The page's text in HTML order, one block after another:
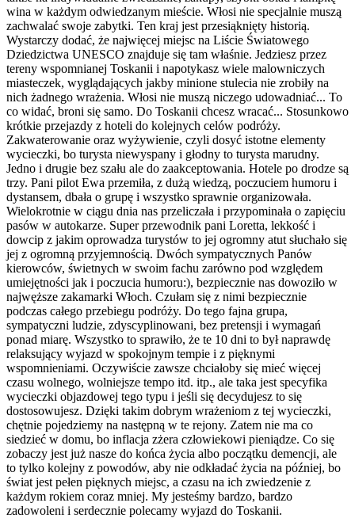
wina w każdym odwiedzanym mieście. Włosi nie specjalnie muszą
zachwalać swoje zabytki. Ten kraj jest przesiąknięty historią.
Wystarczy dodać, że najwięcej miejsc na Liście Światowego
Dziedzictwa UNESCO znajduje się tam właśnie. Jedziesz przez
tereny wspomnianej Toskanii i napotykasz wiele malowniczych
miasteczek, wyglądających jakby minione stulecia nie zrobiły na
nich żadnego wrażenia. Włosi nie muszą niczego udowadniać... To
co widać, broni się samo. Do Toskanii chcesz wracać... Stosunkowo
krótkie przejazdy z hoteli do kolejnych celów podróży.
Zakwaterowanie oraz wyżywienie, czyli dosyć istotne elementy
wycieczki, bo turysta niewyspany i głodny to turysta marudny.
Jedno i drugie bez szału ale do zaakceptowania. Hotele po drodze są
trzy. Pani pilot Ewa przemiła, z dużą wiedzą, poczuciem humoru i
dystansem, dbała o grupę i wszystko sprawnie organizowała.
Wielokrotnie w ciągu dnia nas przeliczała i przypominała o zapięciu
pasów w autokarze. Super przewodnik pani Loretta, lekkość i
dowcip z jakim oprowadza turystów to jej ogromny atut słuchało się
jej z ogromną przyjemnością. Dwóch sympatycznych Panów
kierowców, świetnych w swoim fachu zarówno pod względem
umiejętności jak i poczucia humoru:), bezpiecznie nas dowoziło w
najwęższe zakamarki Włoch. Czułam się z nimi bezpiecznie
podczas całego przebiegu podróży. Do tego fajna grupa,
sympatyczni ludzie, zdyscyplinowani, bez pretensji i wymagań
ponad miarę. Wszystko to sprawiło, że te 10 dni to był naprawdę
relaksujący wyjazd w spokojnym tempie i z pięknymi
wspomnieniami. Oczywiście zawsze chciałoby się mieć więcej
czasu wolnego, wolniejsze tempo itd. itp., ale taka jest specyfika
wycieczki objazdowej tego typu i jeśli się decydujesz to się
dostosowujesz. Dzięki takim dobrym wrażeniom z tej wycieczki,
chętnie pojedziemy na następną w te rejony. Zatem nie ma co
siedzieć w domu, bo inflacja zżera człowiekowi pieniądze. Co się
zobaczy jest już nasze do końca życia albo początku demencji, ale
to tylko kolejny z powodów, aby nie odkładać życia na później, bo
świat jest pełen pięknych miejsc, a czasu na ich zwiedzenie z
każdym rokiem coraz mniej. My jesteśmy bardzo, bardzo
zadowoleni i serdecznie polecamy wyjazd do Toskanii.